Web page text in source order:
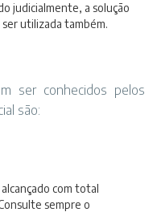
judicialmente, a solução
utilizada também.
ser conhecidos pelos
são:
com total
sempre o